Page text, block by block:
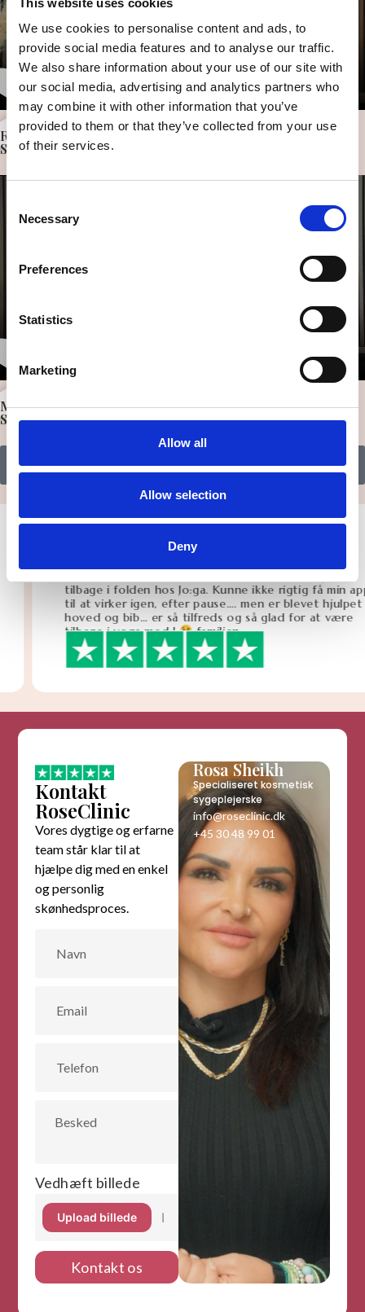
We use cookies to personalise content and ads, to
provide social media features and to analyse our traffic.
We also share information about your use of our site with
our social media, advertising and analytics partners who
may combine it with other information that you’ve
provided to them or that they’ve collected from your use
of their services.
Selection
Necessary
Preferences
Statistics
Marketing
Allow all
Allow selection
Deny
Rosa Sheikh
Specialiseret kosmetisk sygeplejerske
Martin
Specialiseret hudlæge / dermatolog
Læs mere
Mette Thorsen
Bedste kundeservice EVER
tilbage i folden hos Jo:ga. Kunne ikke rigtig få min app
til at virker igen, efter pause…. men er blevet hjulpet i
hoved og bib… er så tilfreds og så glad for at være
tilbage i yoga med J
familien
Kontakt
RoseClinic
Vores dygtige og erfarne
team står klar til at
hjælpe dig med en enkel
og personlig
skønhedsproces.
Vedhæft billede
Upload billede
Kontakt os
Rosa Sheikh
Specialiseret kosmetisk
sygeplejerske
info@roseclinic.dk
+45 30 48 99 01